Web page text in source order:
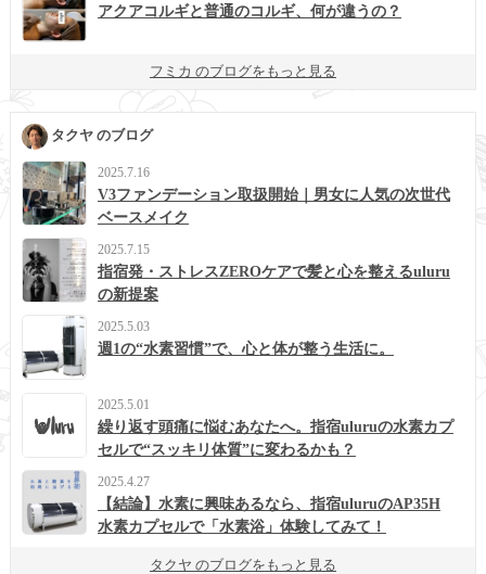
アクアコルギと普通のコルギ、何が違うの？
フミカ のブログをもっと見る
タクヤ のブログ
2025.7.16
V3ファンデーション取扱開始｜男女に人気の次世代
ベースメイク
2025.7.15
指宿発・ストレスZEROケアで髪と心を整えるuluru
の新提案
2025.5.03
週1の“水素習慣”で、心と体が整う生活に。
2025.5.01
繰り返す頭痛に悩むあなたへ。指宿uluruの水素カプ
セルで“スッキリ体質”に変わるかも？
2025.4.27
【結論】水素に興味あるなら、指宿uluruのAP35H
水素カプセルで「水素浴」体験してみて！
タクヤ のブログをもっと見る